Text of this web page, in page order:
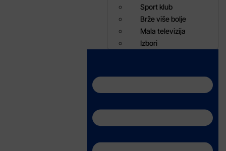
Sport klub
Brže više bolje
Mala televizija
Izbori